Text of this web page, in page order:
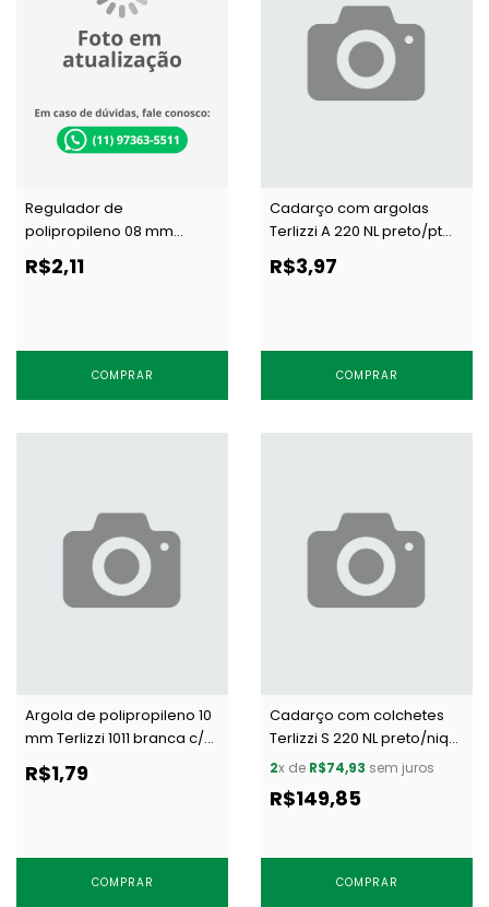
Regulador de
polipropileno 08 mm
Terlizzi 508 preto c/ 100 un
R$2,11
COMPRAR
Cadarço com argolas
Terlizzi A 220 NL preto/pt
por metro
R$3,97
COMPRAR
Argola de polipropileno 10
mm Terlizzi 1011 branca c/
100 un
R$1,79
COMPRAR
Cadarço com colchetes
Terlizzi S 220 NL preto/niq
c/ 20 m
2x de R$74,93 sem juros
R$149,85
COMPRAR